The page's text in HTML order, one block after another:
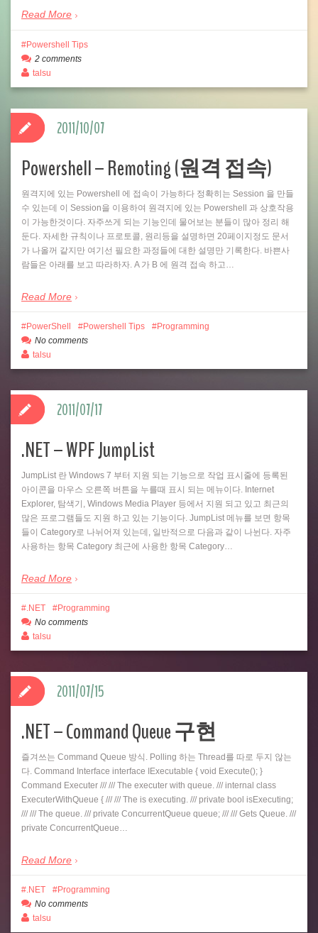
Read More
Powershell Tips
2 comments
talsu
Powershell – Remoting (원격 접속)
원격지에 있는 Powershell 에 접속이 가능하다 정확히는 Session 을 만들
수 있는데 이 Session을 이용하여 원격지에 있는 Powershell 과 상호작용
이 가능한것이다. 자주쓰게 되는 기능인데 물어보는 분들이 많아 정리 해
둔다. 자세한 규칙이나 프로토콜, 원리등을 설명하면 20페이지정도 문서
가 나올꺼 같지만 여기선 필요한 과정들에 대한 설명만 기록한다. 바쁜사
람들은 아래를 보고 따라하자. A 가 B 에 원격 접속 하고…
Read More
2011/10/07
PowerShell Powershell Tips
Programming
No comments
talsu
.NET – WPF JumpList
JumpList 란 Windows 7 부터 지원 되는 기능으로 작업 표시줄에 등록된
아이콘을 마우스 오른쪽 버튼을 누를때 표시 되는 메뉴이다. Internet
Explorer, 탐색기, Windows Media Player 등에서 지원 되고 있고 최근의
많은 프로그램들도 지원 하고 있는 기능이다. JumpList 메뉴를 보면 항목
들이 Category로 나뉘어져 있는데, 일반적으로 다음과 같이 나뉜다. 자주
사용하는 항목 Category 최근에 사용한 항목 Category…
Read More
2011/07/17
.NET
Programming
No comments
talsu
.NET – Command Queue 구현
즐겨쓰는 Command Queue 방식. Polling 하는 Thread를 따로 두지 않는
다. Command Interface interface IExecutable { void Execute(); }
Command Executer /// /// The executer with queue. /// internal class
ExecuterWithQueue { /// /// The is executing. /// private bool isExecuting;
/// /// The queue. /// private ConcurrentQueue queue; /// /// Gets Queue. ///
private ConcurrentQueue…
Read More
2011/07/15
.NET
Programming
No comments
talsu